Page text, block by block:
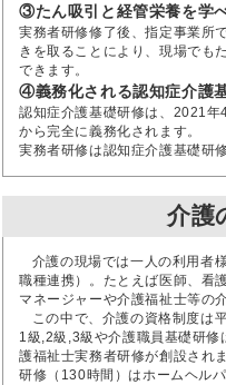
③たん吸引と経管栄養を学
実務者研修修了後、指定事業所
きを取ることにより、現場でも
できます。
④義務化される認知症介護
認知症介護基礎研修は、2021
から完全に義務化されます。
実務者研修は認知症介護基礎研
介護
介護の現場では一人の利用者
職種連携）。たとえば医師、看
マネージャーや介護福祉士等の
この中で、介護の資格制度は
1級,2級,3級や介護職員基礎研
護福祉士実務者研修が創設され
研修（130時間）はホームヘル